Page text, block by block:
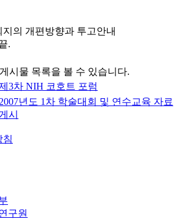
지의 개편방향과 투고안내
.
시물 목록을 볼 수 있습니다.
3차 NIH 코호트 포럼
2007년도 1차 학술대회 및 연수교육 자료
시
침
구원